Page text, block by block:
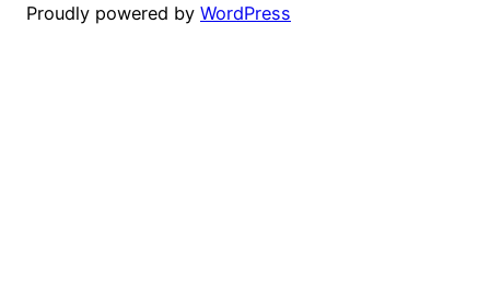
Proudly powered by WordPress